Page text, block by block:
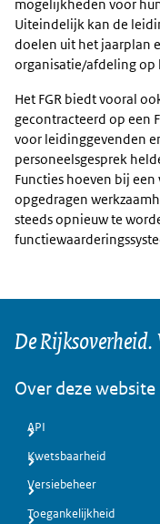
mogelijkheden voor
Uiteindelijk kan de
doelen uit het jaarplan
organisatie/afdeling op
Het FGR biedt vooral
gecontracteerd op een
voor leidinggevenden
personeelsgesprek
Functies hoeven bij
opgedragen
steeds opnieuw te
De
Over deze website
API
Kwetsbaarheid
Versiebeheer
Toegankelijkheid